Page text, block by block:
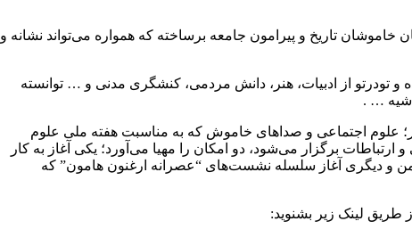
تاریخ و پیرامون جامعه برساخته که همواره می‌تواند نشانه و
تودرتو از ادبیات، هنر، دانش مردمی، کنشگری مدنی و … توانسته
… .
علوم اجتماعی و صداهای خاموش که به مناسبت هفته ملی علوم
برگزار می‌شود، دو امکان را مهیا می‌آورد؛ یکی آغاز به کار
و دیگری آغاز سلسله نشست‌های “عصرانه ارغنون هامون” که